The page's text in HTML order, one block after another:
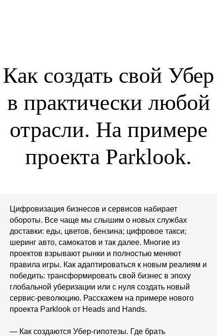
Как создать свой Убер
в практически любой
отрасли. На примере
проекта Parklook.
Цифровизация бизнесов и сервисов набирает
обороты. Все чаще мы слышим о новых службах
доставки: еды, цветов, бензина; цифровое такси;
шеринг авто, самокатов и так далее. Многие из
проектов взрывают рынки и полностью меняют
правила игры. Как адаптироваться к новым реалиям и
победить: трансформировать свой бизнес в эпоху
глобальной уберизации или с нуля создать новый
сервис-революцию. Расскажем на примере нового
проекта Parklook от Heads and Hands.
— Как создаются Убер-гипотезы. Где брать